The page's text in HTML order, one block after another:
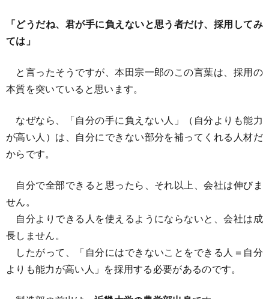
「どうだね、君が手に負えないと思う者だけ、採用してみ
ては」
と言ったそうですが、本田宗一郎のこの言葉は、採用の
本質を突いていると思います。
なぜなら、「自分の手に負えない人」（自分よりも能力
が高い人）は、自分にできない部分を補ってくれる人材だ
からです。
自分で全部できると思ったら、それ以上、会社は伸びま
せん。
自分よりできる人を使えるようにならないと、会社は成
長しません。
したがって、「自分にはできないことをできる人＝自分
よりも能力が高い人」を採用する必要があるのです。